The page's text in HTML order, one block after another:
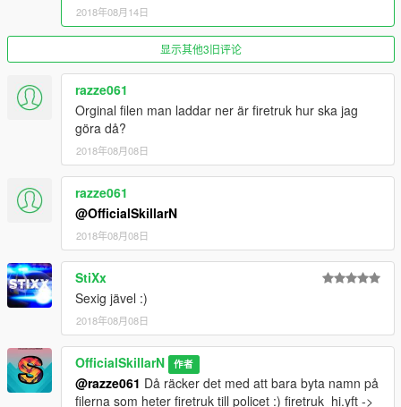
2018年08月14日
显示其他3旧评论
razze061
Orginal filen man laddar ner är firetruk hur ska jag
göra då?
2018年08月08日
razze061
@OfficialSkillarN
2018年08月08日
StiXx
Sexig jävel :)
2018年08月08日
OfficialSkillarN 作者
@razze061 Då räcker det med att bara byta namn på
filerna som heter firetruk till policet :) firetruk_hi.yft ->